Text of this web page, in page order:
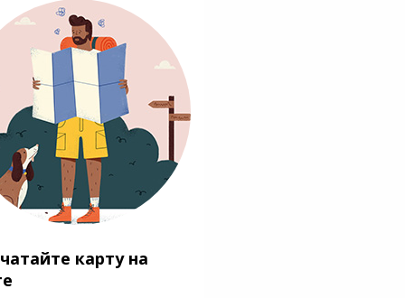
карту на